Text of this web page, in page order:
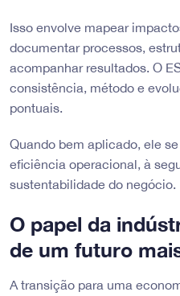
Isso envolve mapear
documentar processos,
acompanhar resultados. O
consistência, método e
pontuais.
Quando bem aplicado, ele
eficiência operacional, à
sustentabilidade do negócio.
O papel da
de um futuro
A transição para uma